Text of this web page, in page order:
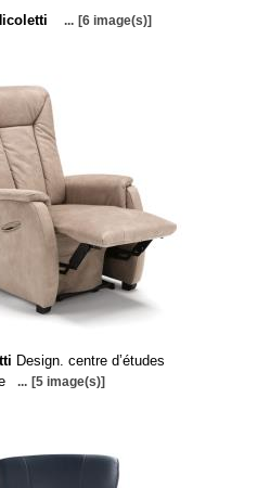
... [6 image(s)]
Design. centre d’études
... [5 image(s)]